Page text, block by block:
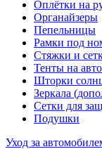
Оплётки на
Органайзеры
Пепельницы
Рамки под
Стяжки и
Тенты на
Шторки
Зеркала
Сетки для
Подушки
Уход за